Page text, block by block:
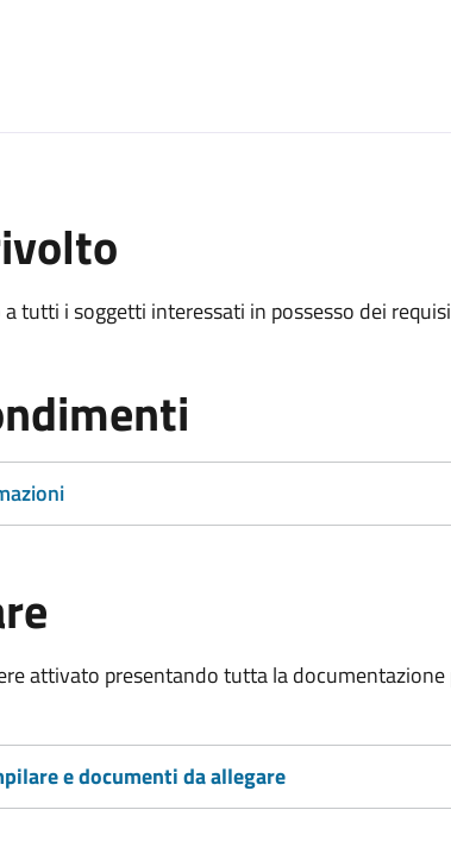
tutti i soggetti interessati in possesso dei
attivato presentando tutta la
e documenti da allegare